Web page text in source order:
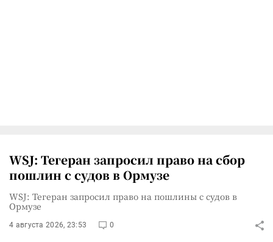
WSJ: Тегеран запросил право на сбор
пошлин с судов в Ормузе
WSJ: Тегеран запросил право на пошлины с судов в
Ормузе
4 августа 2026, 23:53 0